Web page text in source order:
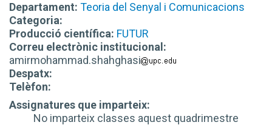
Departament: Teoria del Senyal i Comunicacions
Categoria:
Producció científica: FUTUR
Correu electrònic institucional:
amirmohammad.shahghasi
Despatx:
Telèfon:
Assignatures que imparteix:
No imparteix classes aquest quadrimestre